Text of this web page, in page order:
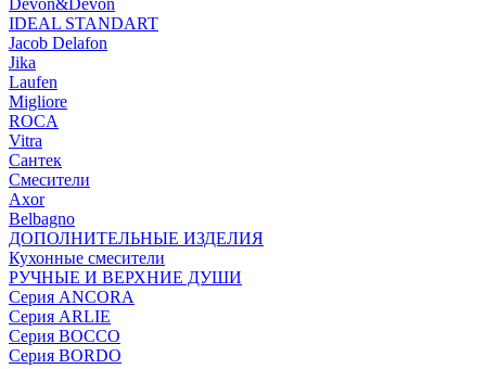
Devon&Devon
IDEAL STANDART
Jacob Delafon
Jika
Laufen
Migliore
ROCA
Vitra
Сантек
Смесители
Axor
Belbagno
ДОПОЛНИТЕЛЬНЫЕ ИЗДЕЛИЯ
Кухонные смесители
РУЧНЫЕ И ВЕРХНИЕ ДУШИ
Серия ANCORA
Серия ARLIE
Серия BOCCO
Серия BORDO